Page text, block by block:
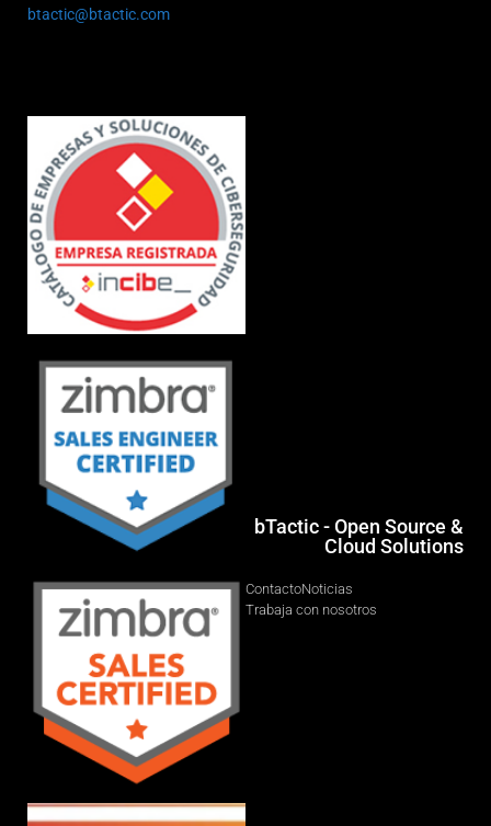
btactic@btactic.com
bTactic - Open Source &
Cloud Solutions
ContactoNoticias
Trabaja con nosotros